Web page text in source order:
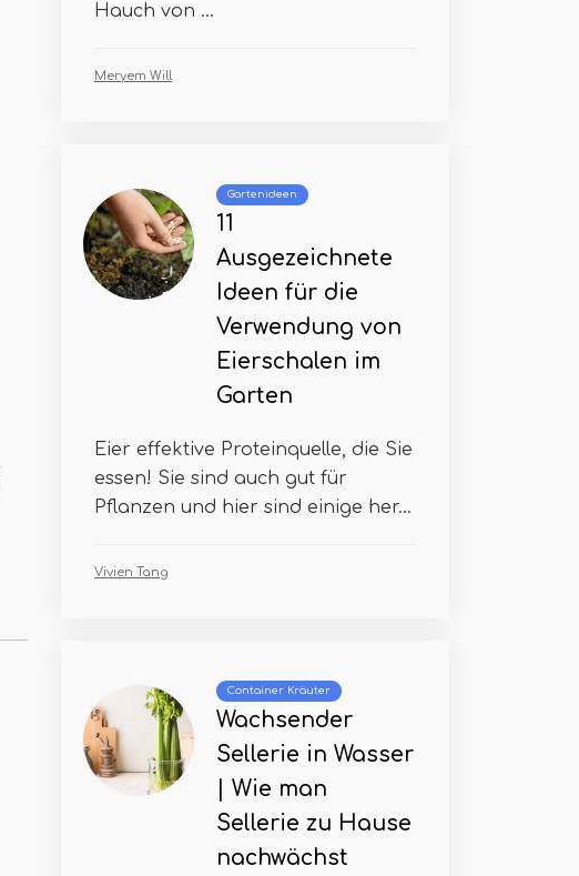
Hauch von ...
Meryem Will
Gartenideen
11
Ausgezeichnete
Ideen für die
Verwendung von
Eierschalen im
Garten
Eier effektive Proteinquelle, die Sie
essen! Sie sind auch gut für
Pflanzen und hier sind einige her...
Vivien Tang
Container Kräuter
Wachsender
Sellerie in Wasser
| Wie man
Sellerie zu Hause
nachwächst